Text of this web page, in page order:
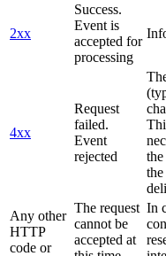
2xx
Success.
Event is
accepted for
processing
4xx
Request
failed.
Event
rejected
Any other
HTTP
code or
The request
cannot be
accepted at
In